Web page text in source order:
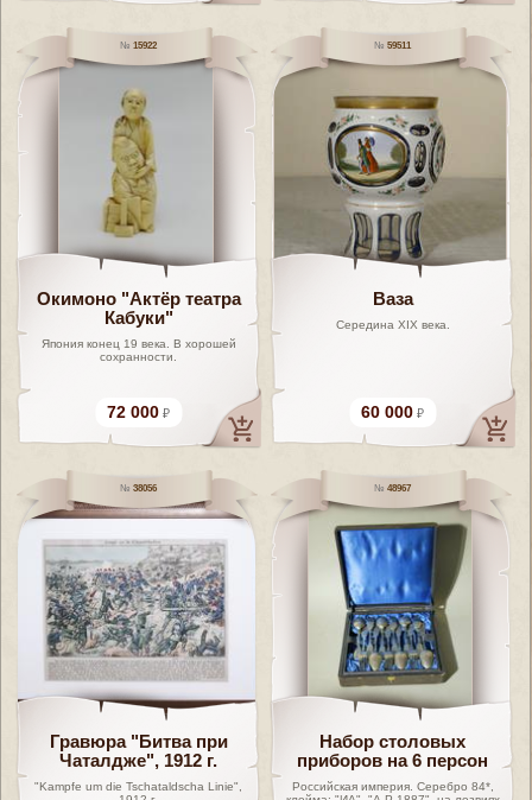
15922
Окимоно "Актёр театра
Кабуки"
Япония конец 19 века. В хорошей
сохранности.
72 000
59511
Ваза
Середина ХIX века.
60 000
38056
Гравюра "Битва при
Чаталдже", 1912 г.
"Kampfe um die Tschataldscha Linie",
48967
Набор столовых
приборов на 6 персон
Российская империя. Серебро 84*,